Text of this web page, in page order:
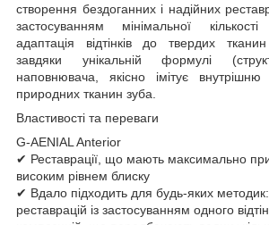
створення бездоганних і надійних
застосуванням мінімальної
адаптація відтінків до твердих
завдяки унікальній формулі
наповнювача, якісно імітує внутрішню
природних тканин зуба.
Властивості та переваги
G-AENIAL Anterior
✔ Реставрації, що мають максимально
високим рівнем блиску
✔ Вдало підходить для будь-яких методик:
реставрацій із застосуванням одного